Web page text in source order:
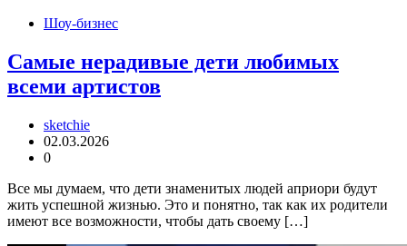
Шоу-бизнес
Самые нерадивые дети любимых
всеми артистов
sketchie
02.03.2026
0
Все мы думаем, что дети знаменитых людей априори будут
жить успешной жизнью. Это и понятно, так как их родители
имеют все возможности, чтобы дать своему […]